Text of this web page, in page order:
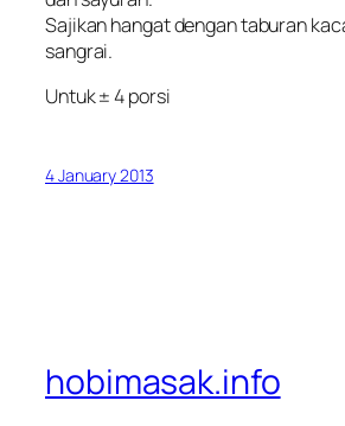
Sajikan hangat dengan taburan
sangrai.
Untuk ± 4 porsi
4 January 2013
hobimasak.info